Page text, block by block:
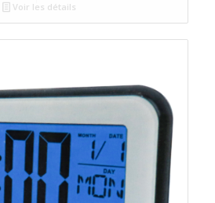
Voir les détails